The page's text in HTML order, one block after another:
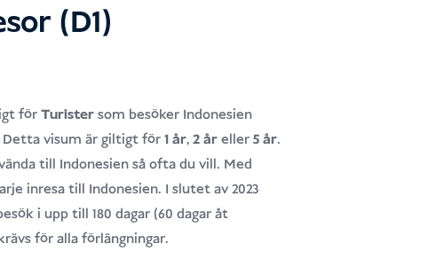
(D1)
förTuristersom besöker Indonesien
Detta visum är giltigt för1 år,2 åreller5 år.
till Indonesien så ofta du vill. Med
inresa till Indonesien. I slutet av 2023
i upp till 180 dagar (60 dagar åt
för alla förlängningar.